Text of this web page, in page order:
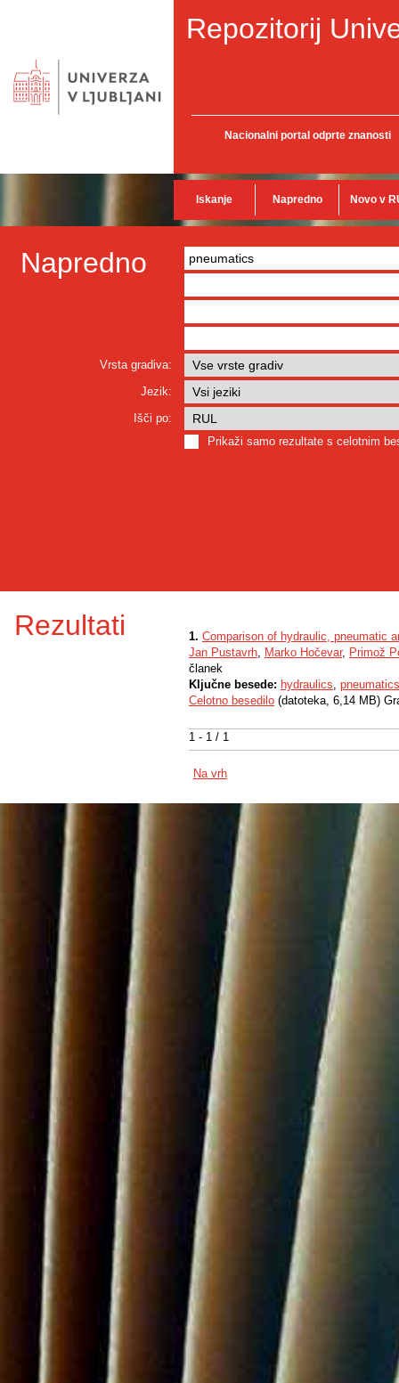
Repozitorij
Nacionalni portal odprte znanosti
Iskanje Napredno Novo v
Napredno
Vrsta gradiva:
Jezik:
Išči po:
Prikaži samo rezultate s celotnim
Rezultati
1 - 1 / 1
1. Comparison of hydraulic, pneumatic
Jan Pustavrh, Marko Hočevar, Primož
članek
Ključne besede: hydraulics, pneumatics
Celotno besedilo (datoteka, 6,14 MB)
Na vrh